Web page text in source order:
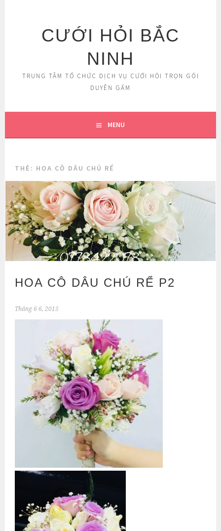
CƯỚI HỎI BẮC
NINH
TRUNG TÂM TỔ CHỨC DỊCH VỤ CƯỚI HỎI TRỌN GÓI
DUYÊN GẤM
MENU
THẺ: HOA CÔ DÂU CHÚ RỂ
HOA CÔ DÂU CHÚ RỂ P2
Tháng 6 6, 2015